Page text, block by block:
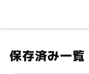
保存済み一覧